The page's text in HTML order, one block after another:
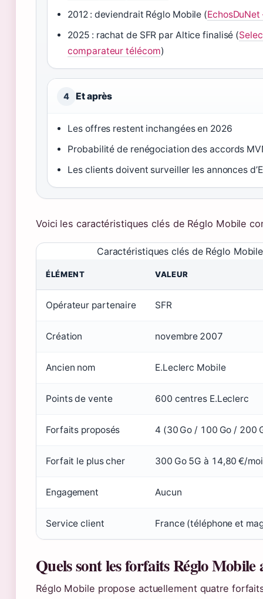
2012 : deviendrait Réglo Mobile (
2025 : rachat de SFR par Altice finalisé (
comparateur télécom)
4 Et après
Les offres restent inchangées en 2026
Probabilité de renégociation des accords
Les clients doivent surveiller les annonces
Voici les caractéristiques clés de Réglo Mobile
Caractéristiques clés de Réglo Mobile
ÉLÉMENT VALEUR
Opérateur partenaire SFR
Création novembre 2007
Ancien nom E.Leclerc Mobile
Points de vente 600 centres E.Leclerc
Forfaits proposés 4 (30 Go / 100 Go / 200
Forfait le plus cher 300 Go 5G à 14,80 €/
Engagement Aucun
Service client France (téléphone et
Quels sont les forfaits Réglo Mobile
Réglo Mobile propose actuellement quatre